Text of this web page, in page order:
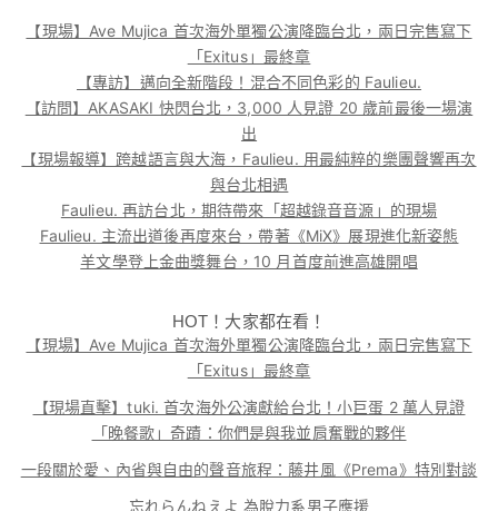
【現場】Ave Mujica 首次海外單獨公演降臨台北，兩日完售寫下
「Exitus」最終章
【專訪】邁向全新階段！混合不同色彩的 Faulieu.
【訪問】AKASAKI 快閃台北，3,000 人見證 20 歲前最後一場演
出
【現場報導】跨越語言與大海，Faulieu. 用最純粹的樂團聲響再次
與台北相遇
Faulieu. 再訪台北，期待帶來「超越錄音音源」的現場
Faulieu. 主流出道後再度來台，帶著《MiX》展現進化新姿態
羊文學登上金曲獎舞台，10 月首度前進高雄開唱
HOT！大家都在看！
【現場】Ave Mujica 首次海外單獨公演降臨台北，兩日完售寫下
「Exitus」最終章
【現場直擊】tuki. 首次海外公演獻給台北！小巨蛋 2 萬人見證
「晚餐歌」奇蹟：你們是與我並肩奮戰的夥伴
一段關於愛、內省與自由的聲音旅程：藤井風《Prema》特別對談
忘れらんねえよ 為脫力系男子應援